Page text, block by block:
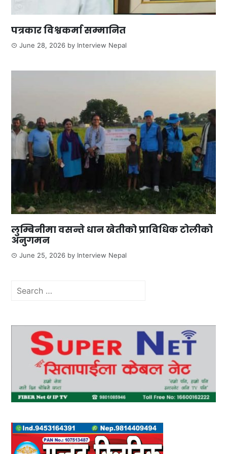
पत्रकार विश्वकर्मा सम्मानित
June 28, 2026 by Interview Nepal
लुम्बिनीमा वसन्ते धान खेतीको प्राविधिक टोलीको
अनुगमन
June 25, 2026 by Interview Nepal
Search